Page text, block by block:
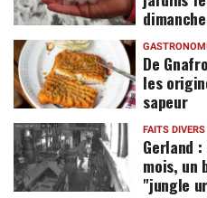
dimanche
De
les
sapeur
FAITS DIVERS
Gerland
mois, un
"jungle